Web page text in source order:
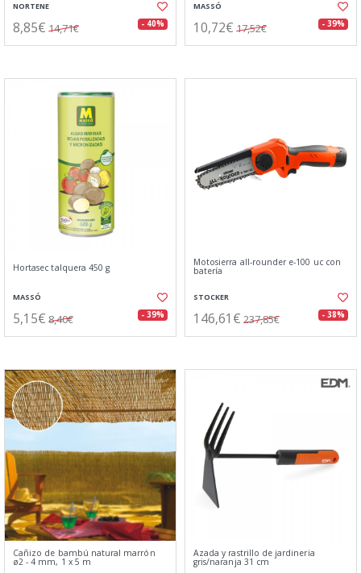
NORTENE
8,85€ 14,71€ - 40%
MASSÓ
10,72€ 17,52€ - 39%
Hortasec talquera 450 g
MASSÓ
5,15€ 8,40€ - 39%
Motosierra all-rounder e-100 uc con
batería
STOCKER
146,61€ 237,85€ - 38%
Cañizo de bambú natural marrón
ø2 - 4 mm, 1 x 5 m
Azada y rastrillo de jardineria
gris/naranja 31 cm